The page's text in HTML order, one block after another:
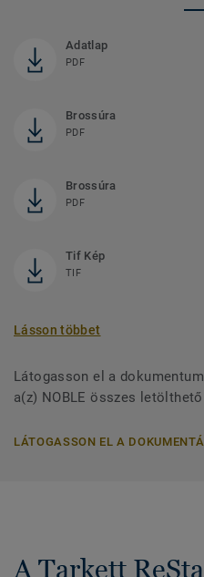
Adatlap
PDF
Brossúra
PDF
Brossúra
PDF
Tif Kép
TIF
Lásson többet
Látogasson el a
a(z) NOBLE összes
LÁTOGASSON EL A
A Tarkett